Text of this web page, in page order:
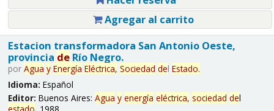
Agregar al carrito
Estacion transformadora San Antonio Oeste,
provincia deRío Negro.
por Agua y Energía Eléctrica, Sociedad del Estado.
Idioma: Español
Editor: Buenos Aires: Agua y energía eléctrica, sociedad del
estado, 1988